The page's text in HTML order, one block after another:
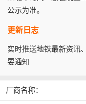
公示为准。
更新日志
实时推送地铁最新资讯
要通知
厂商名称：